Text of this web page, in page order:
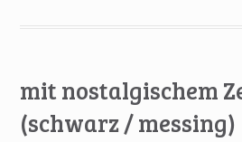
mit nostalgischem
(schwarz / messing)